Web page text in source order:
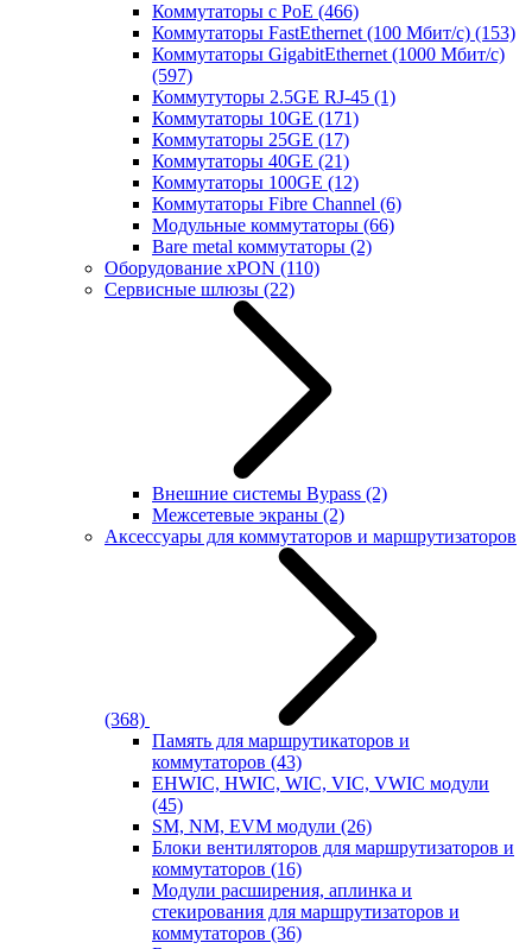
Коммутаторы с PoE (466)
Коммутаторы FastEthernet (100 Мбит/с) (153)
Коммутаторы GigabitEthernet (1000 Мбит/с)
(597)
Коммутуторы 2.5GE RJ-45 (1)
Коммутаторы 10GE (171)
Коммутаторы 25GE (17)
Коммутаторы 40GE (21)
Коммутаторы 100GE (12)
Коммутаторы Fibre Channel (6)
Модульные коммутаторы (66)
Bare metal коммутаторы (2)
Оборудование xPON (110)
Сервисные шлюзы (22)
Внешние системы Bypass (2)
Межсетевые экраны (2)
Аксессуары для коммутаторов и маршрутизаторов
(368)
Память для маршрутикаторов и
коммутаторов (43)
EHWIC, HWIC, WIC, VIC, VWIC модули
(45)
SM, NM, EVM модули (26)
Блоки вентиляторов для маршрутизаторов и
коммутаторов (16)
Модули расширения, аплинка и
стекирования для маршрутизаторов и
коммутаторов (36)